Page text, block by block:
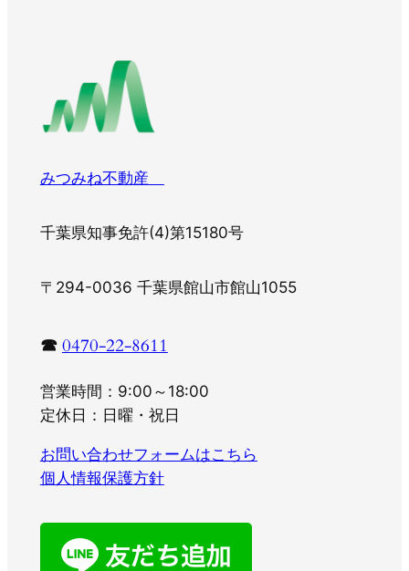
みつみね不動産
千葉県知事免許(4)第15180号
〒294-0036 千葉県館山市館山1055
☎ 0470-22-8611
営業時間：9:00～18:00
定休日：日曜・祝日
お問い合わせフォームはこちら
個人情報保護方針